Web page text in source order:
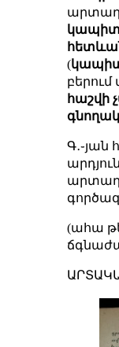
(
հաշվի
Գ․֊յան
(ահա